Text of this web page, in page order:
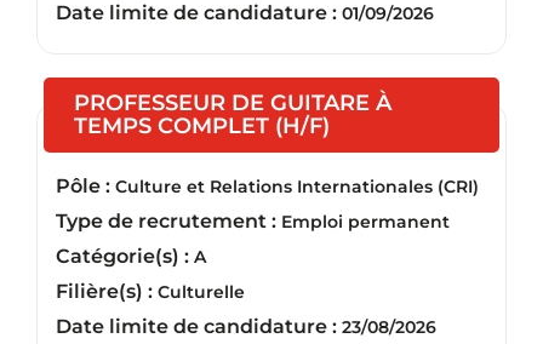
Date limite de candidature : 01/09/2026
PROFESSEUR DE GUITARE À
TEMPS COMPLET (H/F)
Pôle : Culture et Relations Internationales (CRI)
Type de recrutement : Emploi permanent
Catégorie(s) : A
Filière(s) : Culturelle
Date limite de candidature : 23/08/2026